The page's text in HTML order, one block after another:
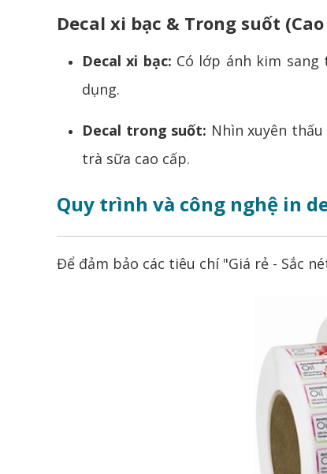
Decal xi bạc & Trong suốt
Decal xi bạc: Có lớp ánh kim
dụng.
Decal trong suốt: Nhìn xuyên
trà sữa cao cấp.
Quy trình và công nghệ in
Để đảm bảo các tiêu chí "Giá rẻ - Sắc